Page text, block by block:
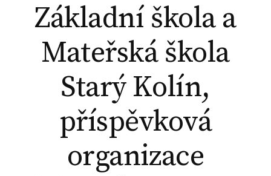
Základní škola a
Mateřská škola
Starý Kolín,
příspěvková
organizace